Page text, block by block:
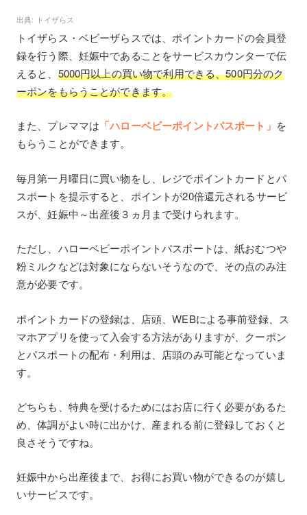
トイザらス
トイザらス・ベビーザらスでは、ポイントカードの会員登
録を行う際、妊娠中であることをサービスカウンターで伝
えると、 5000円以上の買い物で利用できる、500円分のク
ーポンをもらうことができます。
また、プレママは 「ハローベビーポイントパスポート」 を
もらうことができます。
毎月第一月曜日に買い物をし、レジでポイントカードとパ
スポートを提示すると、ポイントが20倍還元されるサービ
スが、妊娠中～出産後３ヵ月まで受けられます。
ただし、ハローベビーポイントパスポートは、紙おむつや
粉ミルクなどは対象にならないそうなので、その点のみ注
意が必要です。
ポイントカードの登録は、店頭、WEBによる事前登録、ス
マホアプリを使って入会する方法がありますが、クーポン
とパスポートの配布・利用は、店頭のみ可能となっていま
す。
どちらも、特典を受けるためにはお店に行く必要があるた
め、体調がよい時に出かけ、産まれる前に登録しておくと
良さそうですね。
妊娠中から出産後まで、お得にお買い物ができるのが嬉し
いサービスです。